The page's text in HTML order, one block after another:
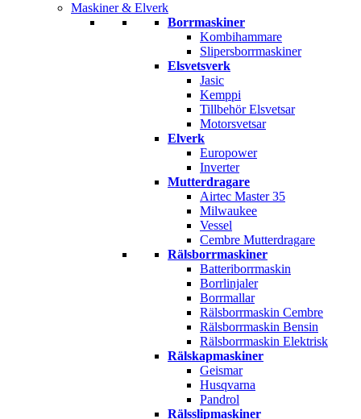
Maskiner & Elverk
Borrmaskiner
Kombihammare
Slipersborrmaskiner
Elsvetsverk
Jasic
Kemppi
Tillbehör Elsvetsar
Motorsvetsar
Elverk
Europower
Inverter
Mutterdragare
Airtec Master 35
Milwaukee
Vessel
Cembre Mutterdragare
Rälsborrmaskiner
Batteriborrmaskin
Borrlinjaler
Borrmallar
Rälsborrmaskin Cembre
Rälsborrmaskin Bensin
Rälsborrmaskin Elektrisk
Rälskapmaskiner
Geismar
Husqvarna
Pandrol
Rälsslipmaskiner